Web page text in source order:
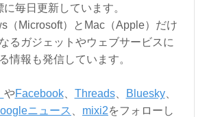
に毎日更新しています。
（Microsoft）とMac（Apple）だけ
るガジェットやウェブサービスに
情報も発信しています。
やFacebook、 Threads、 Bluesky、
ニュース mixi2をフォローし